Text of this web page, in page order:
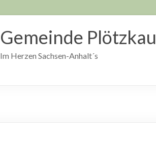
Gemeinde Plötzkau
Im Herzen Sachsen-Anhalt´s